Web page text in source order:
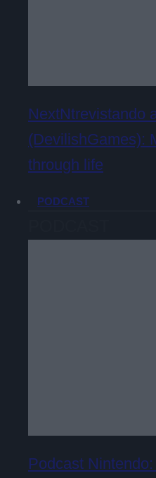
NextNtrevistando
(DevilishGames):
through life
PODCAST
Podcast